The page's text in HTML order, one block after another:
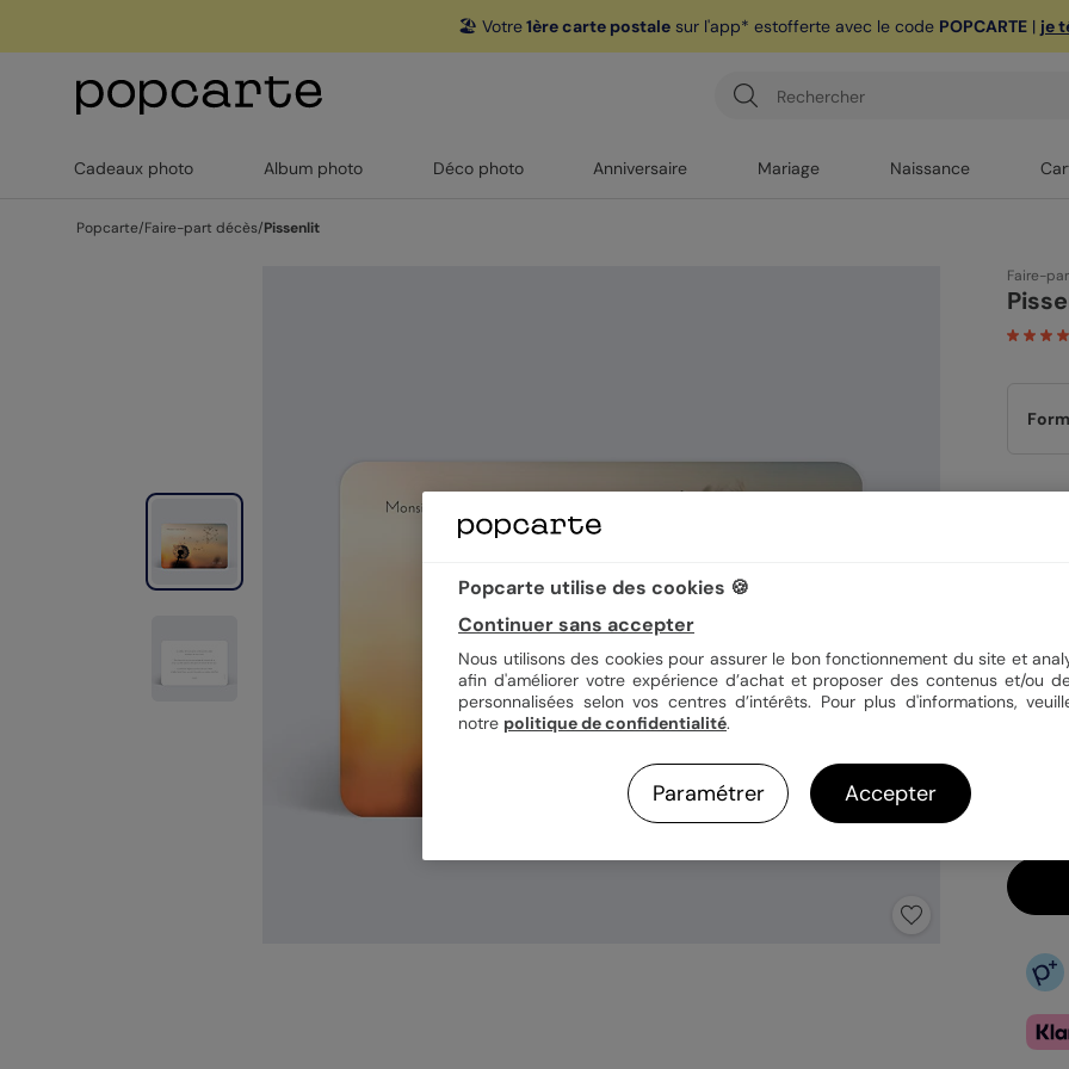
🏖️ Votre1ère carte postalesur l'app* estofferte avec le code POPCARTE| je
Cadeaux photo Album photo Déco photo Anniversaire Mariage Naissance
Popcarte/Faire-part décès/Pissenlit
Faire-
Popcarte utilise des cookies 🍪
Continuer sans accepter
Nous utilisons des cookies pour assurer le bon fonctionnement du site et
afin d'améliorer votre expérience d’achat et proposer des contenus et/ou
personnalisées selon vos centres d’intérêts. Pour plus d'informations,
notre politique de confidentialité.
Paramétrer Accepter